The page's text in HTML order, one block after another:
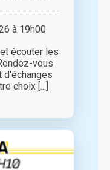
à 19h00
écouter les
vous
d'échanges
choix [...]